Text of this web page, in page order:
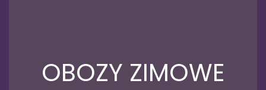
OBOZY ZIMOWE